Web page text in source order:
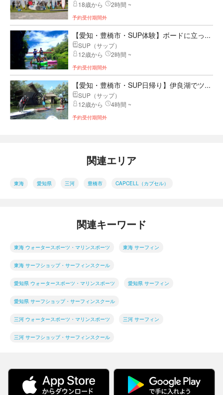
18歳から 2時間 ~
予約受付期間外
【愛知・豊橋市・SUP体験】ボードに立っ...
SUP（サップ）
12歳から
2時間 ~
予約受付期間外
【愛知・豊橋市・SUP日帰り】伊良湖でツ...
SUP（サップ）
12歳から
4時間 ~
予約受付期間外
関連エリア
東海 愛知県 三河 豊橋市 CAPCELL（カプセル）
関連キーワード
東海 ウォータースポーツ・マリンスポーツ 東海 サーフィン
東海 サーフショップ・サーフィンスクール
愛知県 ウォータースポーツ・マリンスポーツ 愛知県 サーフィン
愛知県 サーフショップ・サーフィンスクール
三河 ウォータースポーツ・マリンスポーツ 三河 サーフィン
三河 サーフショップ・サーフィンスクール